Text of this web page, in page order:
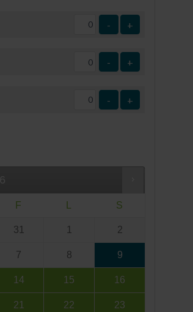
- +
- +
- +
F S
31 1 2
7 8 9
14 15 16
21 22 23